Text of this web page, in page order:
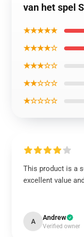
van het spel
★★★★★
★★★★☆
★★★☆☆
★★☆☆☆
★☆☆☆☆
This product is a
excellent value
A Andrew
Verified owner